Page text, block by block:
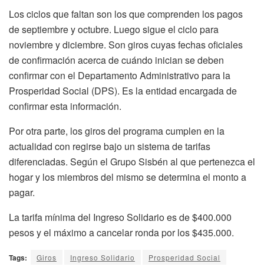
Los ciclos que faltan son los que comprenden los pagos
de septiembre y octubre. Luego sigue el ciclo para
noviembre y diciembre. Son giros cuyas fechas oficiales
de confirmación acerca de cuándo inician se deben
confirmar con el Departamento Administrativo para la
Prosperidad Social (DPS). Es la entidad encargada de
confirmar esta información.
Por otra parte, los giros del programa cumplen en la
actualidad con regirse bajo un sistema de tarifas
diferenciadas. Según el Grupo Sisbén al que pertenezca el
hogar y los miembros del mismo se determina el monto a
pagar.
La tarifa mínima del Ingreso Solidario es de $400.000
pesos y el máximo a cancelar ronda por los $435.000.
Tags: Giros Ingreso Solidario Prosperidad Social